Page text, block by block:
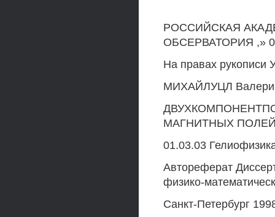
РОССИЙСКАЯ
ОБСЕРВАТОРИЯ ,»
На правах рукописи
МИХАЙЛУЦЛ
МАГНИТНЫХ
01.03.03
Автореферат
физико-
Санкт-Петербург